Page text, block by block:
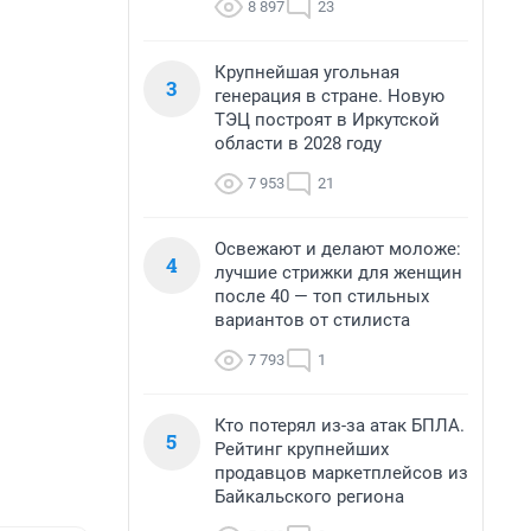
8 897 23
3
Крупнейшая угольная
генерация в стране. Новую
ТЭЦ построят в Иркутской
области в 2028 году
7 953 21
4
Освежают и делают моложе:
лучшие стрижки для женщин
после 40 — топ стильных
вариантов от стилиста
7 793 1
5
Кто потерял из-за атак БПЛА.
Рейтинг крупнейших
продавцов маркетплейсов из
Байкальского региона